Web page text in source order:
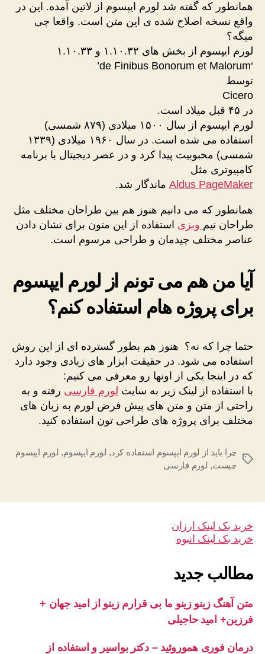
همانطور که گفته شد لورم ایپسوم از لاتین آمده. این در
واقع نسخه اصلاح شده ی این متن است. واقعا چی
میگه؟
لورم ایپسوم از بخش های ۱.۱۰.۳۲ و ۱.۱۰.۳۳
‘de Finibus Bonorum et Malorum’
توسط
Cicero
در ۴۵ قبل میلاد است.
لورم ایپسوم از سال ۱۵۰۰ میلادی (۸۷۹ شمسی)
استفاده می شده است. در سال ۱۹۶۰ میلادی (۱۳۳۹
شمسی) محبوبیت پیدا کرد و در عصر دیجیتال با برنامه
کامپیوتری مثل
Aldus PageMaker ماندگار شد.
همانطور که می دانیم هنوز هم بین طراحان مختلف مثل
طراحان تیم وبزی استفاده از این متون برای نشان دادن
عناصر مختلف چیدمان و طراحی مرسوم است.
آیا من هم می تونم از لورم ایپسوم
برای پروژه هام استفاده کنم؟
حتما چرا که نه؟ هنوز هم بطور گسترده ای از این روش
استفاده می شود. در حقیقت ابزار های زیادی وجود دارد
که در اینجا یکی از اونها رو معرفی می کنیم:
با استفاده از لینک زیر به سایت لورم فارسی رفته و به
راحتی از متن و متن های پیش فرض لورم به زبان های
مختلف برای پروژه های طراحی تون استفاده کنید.
برچسب‌ها
چرا باید از لورم ایپسوم استفاده کرد, لورم ایپسوم, لورم ایپسوم
چیست, لورم فارسی
خرید بک لینک ارزان
خرید بک لینک انبوه
مطالب جدید
متن آهنگ زینو زینو ما بی قرارم زینو از امید جهان +
فرزین+ امید حاجیلی
درمان فوری هموروئید – دکتر بواسیر و استفاده از